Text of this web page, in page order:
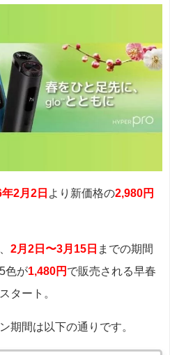
2月2日 より新価格の2,980円
2月2日〜3月15日 までの期間
色が1,480円 で販売される早春
タート。
期間は以下の通りです。